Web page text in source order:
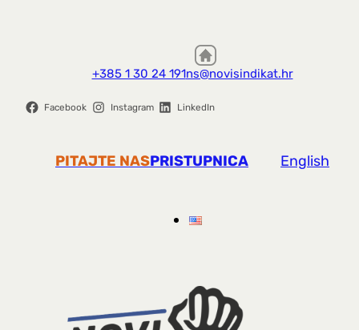
+385 1 30 24 191ns@novisindikat.hr
Facebook Instagram LinkedIn
PITAJTE NASPRISTUPNICA English